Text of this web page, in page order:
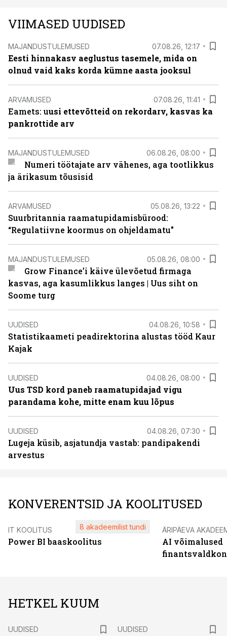
VIIMASED UUDISED
MAJANDUSTULEMUSED 07.08.26, 12:17
Eesti hinnakasv aeglustus tasemele, mida on
olnud vaid kaks korda kümne aasta jooksul
ARVAMUSED 07.08.26, 11:41
Eamets: uusi ettevõtteid on rekordarv, kasvas ka
pankrottide arv
MAJANDUSTULEMUSED 06.08.26, 08:00
Numeri töötajate arv vähenes, aga tootlikkus
ja ärikasum tõusisid
ARVAMUSED 05.08.26, 13:22
Suurbritannia raamatupidamisbürood:
“Regulatiivne koormus on ohjeldamatu”
MAJANDUSTULEMUSED 05.08.26, 08:00
Grow Finance’i käive ülevõetud firmaga
kasvas, aga kasumlikkus langes | Uus siht on
Soome turg
UUDISED 04.08.26, 10:58
Statistikaameti peadirektorina alustas tööd Kaur
Kajak
UUDISED 04.08.26, 08:00
Uus TSD kord paneb raamatupidajad vigu
parandama kohe, mitte enam kuu lõpus
UUDISED 04.08.26, 07:30
Lugeja küsib, asjatundja vastab: pandipakendi
arvestus
KONVERENTSID JA KOOLITUSED
IT KOOLITUS
Power BI baaskoolitus
8 akadeemilist tundi ÄRIPÄEVA
AI võimalused
HETKEL KUUM
UUDISED
UUDISED